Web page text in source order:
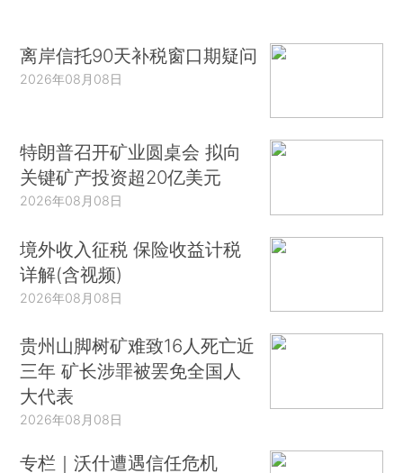
离岸信托90天补税窗口期疑问
2026年08月08日
特朗普召开矿业圆桌会 拟向
关键矿产投资超20亿美元
2026年08月08日
境外收入征税 保险收益计税
详解(含视频)
2026年08月08日
贵州山脚树矿难致16人死亡近
三年 矿长涉罪被罢免全国人
大代表
2026年08月08日
专栏｜沃什遭遇信任危机